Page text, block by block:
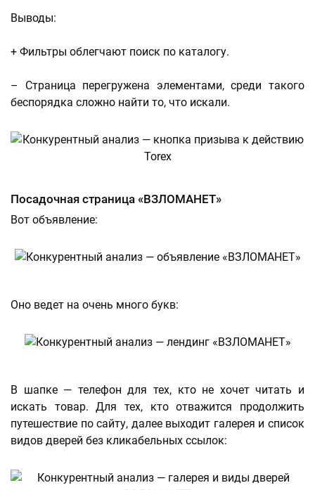
Выводы:
+ Фильтры облегчают поиск по каталогу.
– Страница перегружена элементами, среди такого
беспорядка сложно найти то, что искали.
Посадочная страница «ВЗЛОМАНЕТ»
Вот объявление:
Оно ведет на очень много букв:
В шапке — телефон для тех, кто не хочет читать и
искать товар. Для тех, кто отважится продолжить
путешествие по сайту, далее выходит галерея и список
видов дверей без кликабельных ссылок: